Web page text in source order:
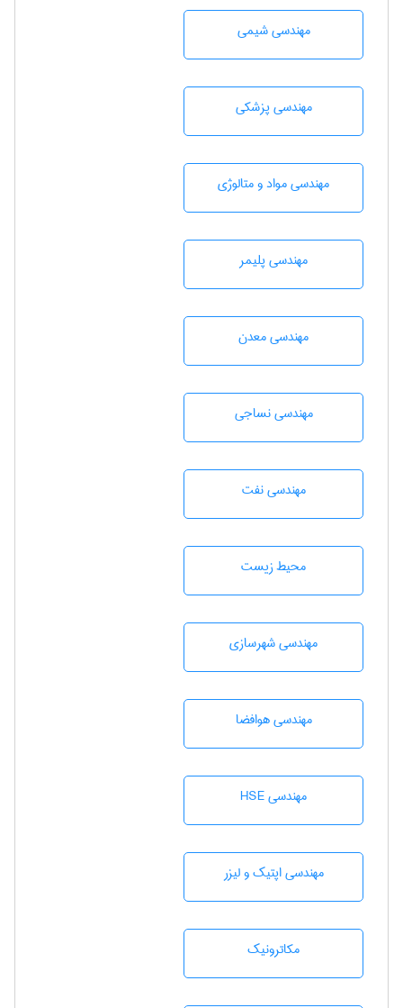
مهندسي شيمی
مهندسی پزشکی
مهندسی مواد و متالوژی
مهندسی پليمر
مهندسی معدن
مهندسي نساجی
مهندسی نفت
محيط زيست
مهندسی شهرسازی
مهندسی هوافضا
مهندسی HSE
مهندسی اپتیک و لیزر
مکاترونیک